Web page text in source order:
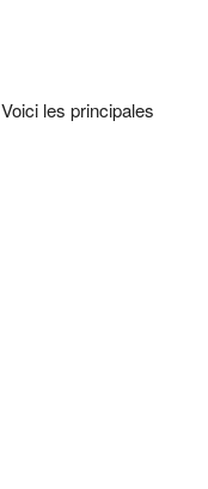
les principales